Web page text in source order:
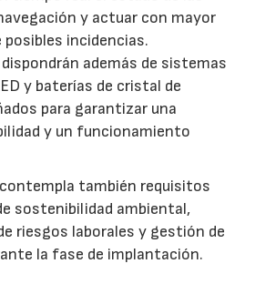
y actuar con mayor
posibles incidencias.
además de sistemas
y baterías de cristal de
para garantizar una
y un funcionamiento
también requisitos
sostenibilidad ambiental,
riesgos laborales y gestión de
la fase de implantación.